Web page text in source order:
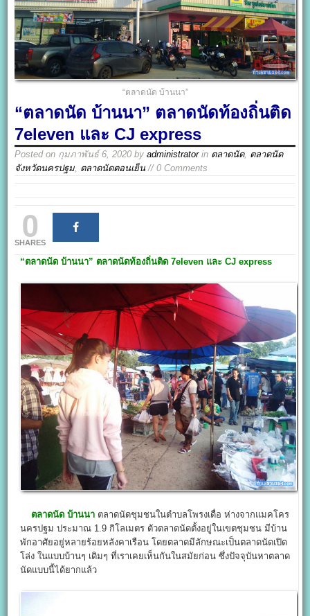
“ตลาดนัด บ้านนา”
“ตลาดนัด บ้านนา” ตลาดนัดท้องถิ่นติด
7eleven และ CJ express
Posted on กุมภาพันธ์ 6, 2020 byadministratorin ตลาดนัด, ตลาดนัด
จังหวัดนครปฐม, ตลาดนัดตอนเย็น // 0 Comments
0
SHARES
“ตลาดนัด บ้านนา” ตลาดนัดท้องถิ่นติด 7eleven และCJ express
ตลาดนัด บ้านนา ตลาดนัดชุมชนในตำบลโพรงเดื่อ ห่างจากแมคโคร
นครปฐม ประมาณ 1.9 กิโลเมตร ตัวตลาดนัดตั้งอยู่ในเขตชุมชน มีบ้าน
พักอาศัยอยู่หลายร้อยหลังคาเรือน โดยตลาดมีลักษณะเป็นตลาดนัดเปิด
โล่ง ในแบบบ้านๆ เดิมๆ ที่เราเคยเห็นกันในสมัยก่อน ซึ่งปัจจุบันหาตลาด
นัดแบบนี้ได้ยากแล้ว